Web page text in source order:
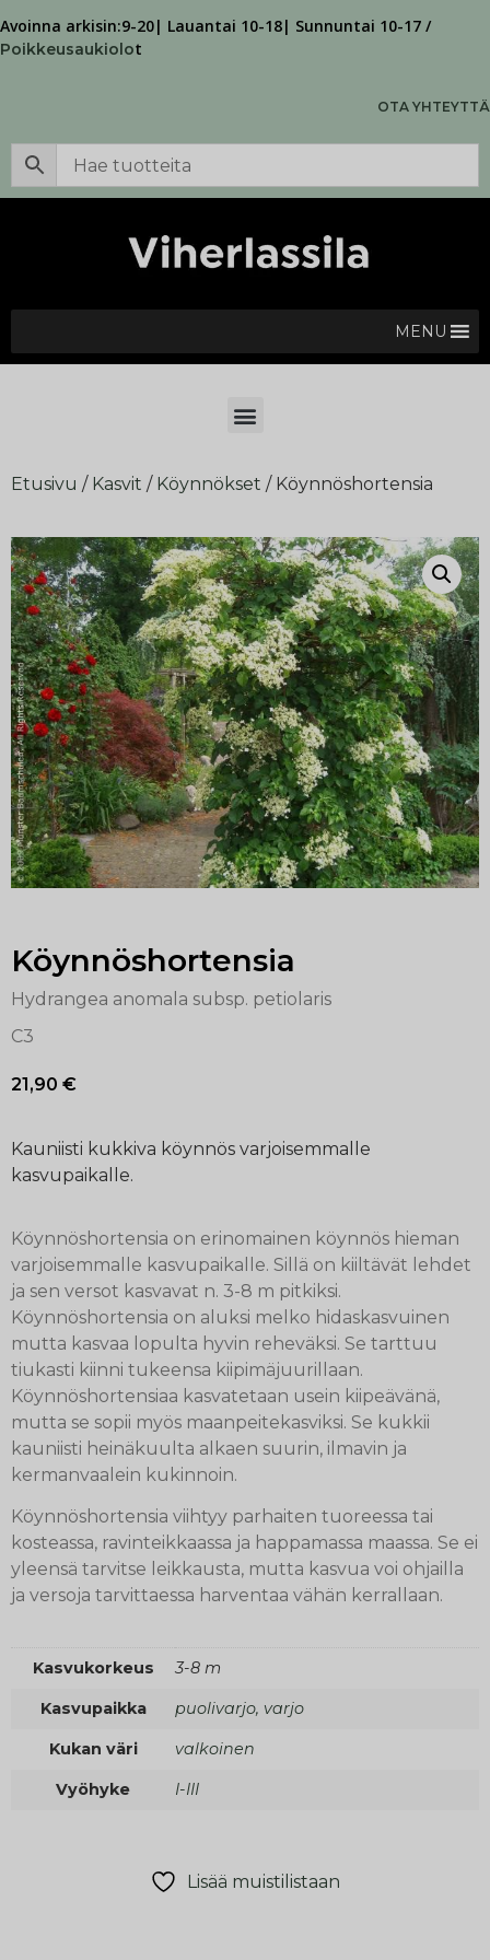
Avoinna arkisin:9-20| Lauantai 10-18| Sunnuntai 10-17 /
Poikkeusaukiolot
OTA YHTEYTTÄ
MENU
Etusivu / Kasvit / Köynnökset / Köynnöshortensia
Köynnöshortensia
Hydrangea anomala subsp. petiolaris
C3
21,90 €
Kauniisti kukkiva köynnös varjoisemmalle
kasvupaikalle.
Köynnöshortensia on erinomainen köynnös hieman
varjoisemmalle kasvupaikalle. Sillä on kiiltävät lehdet
ja sen versot kasvavat n. 3-8 m pitkiksi.
Köynnöshortensia on aluksi melko hidaskasvuinen
mutta kasvaa lopulta hyvin reheväksi. Se tarttuu
tiukasti kiinni tukeensa kiipimäjuurillaan.
Köynnöshortensiaa kasvatetaan usein kiipeävänä,
mutta se sopii myös maanpeitekasviksi. Se kukkii
kauniisti heinäkuulta alkaen suurin, ilmavin ja
kermanvaalein kukinnoin.
Köynnöshortensia viihtyy parhaiten tuoreessa tai
kosteassa, ravinteikkaassa ja happamassa maassa. Se ei
yleensä tarvitse leikkausta, mutta kasvua voi ohjailla
ja versoja tarvittaessa harventaa vähän kerrallaan.
Kasvukorkeus 3-8 m
Kasvupaikka puolivarjo, varjo
Kukan väri valkoinen
Vyöhyke I-III
Lisää muistilistaan